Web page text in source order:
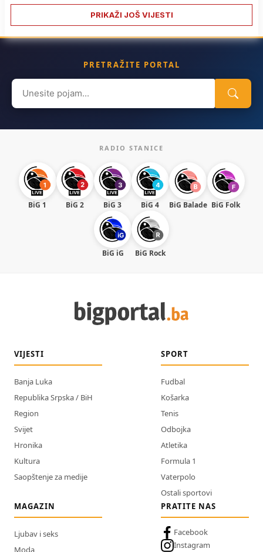
PRIKAŽI JOŠ VIJESTI
PRETRAŽITE PORTAL
Search
for:
RADIO STANICE
BiG 1 BiG 2 BiG 3 BiG 4 BiG Balade BiG Folk
BiG iG BiG Rock
VIJESTI
Banja Luka
Republika Srpska / BiH
Region
Svijet
Hronika
Kultura
Saopštenje za medije
SPORT
Fudbal
Košarka
Tenis
Odbojka
Atletika
Formula 1
Vaterpolo
Ostali sportovi
MAGAZIN
Ljubav i seks
Moda
PRATITE NAS
Facebook
Instagram